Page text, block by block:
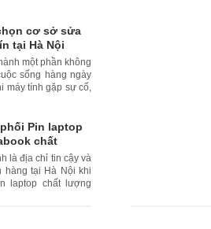
hàng, nhiều cơ sở
cung cấp dịch vụ
Trong bài viết này,
cơ sở sửa
tại Hà Nội
một phần không
sống hàng ngày
máy tính gặp sự cố,
máy tính uy tín và
bài viết này, chúng
do nên chọn cơ
Pin laptop
chất
tín tại Hà Nội
là địa chỉ tin cậy và
hàng tại Hà Nội khi
laptop chất lượng